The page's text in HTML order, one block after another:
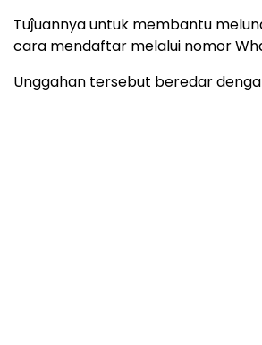
Tuĵuannya untuk membantu
cara mendaftar melalui nomor
Unggahan tersebut beredar